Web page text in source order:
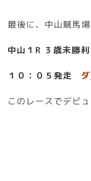
最後に、中山競馬場
中山１R ３歳未勝利
１０：０５発走 ダ
このレースでデビ